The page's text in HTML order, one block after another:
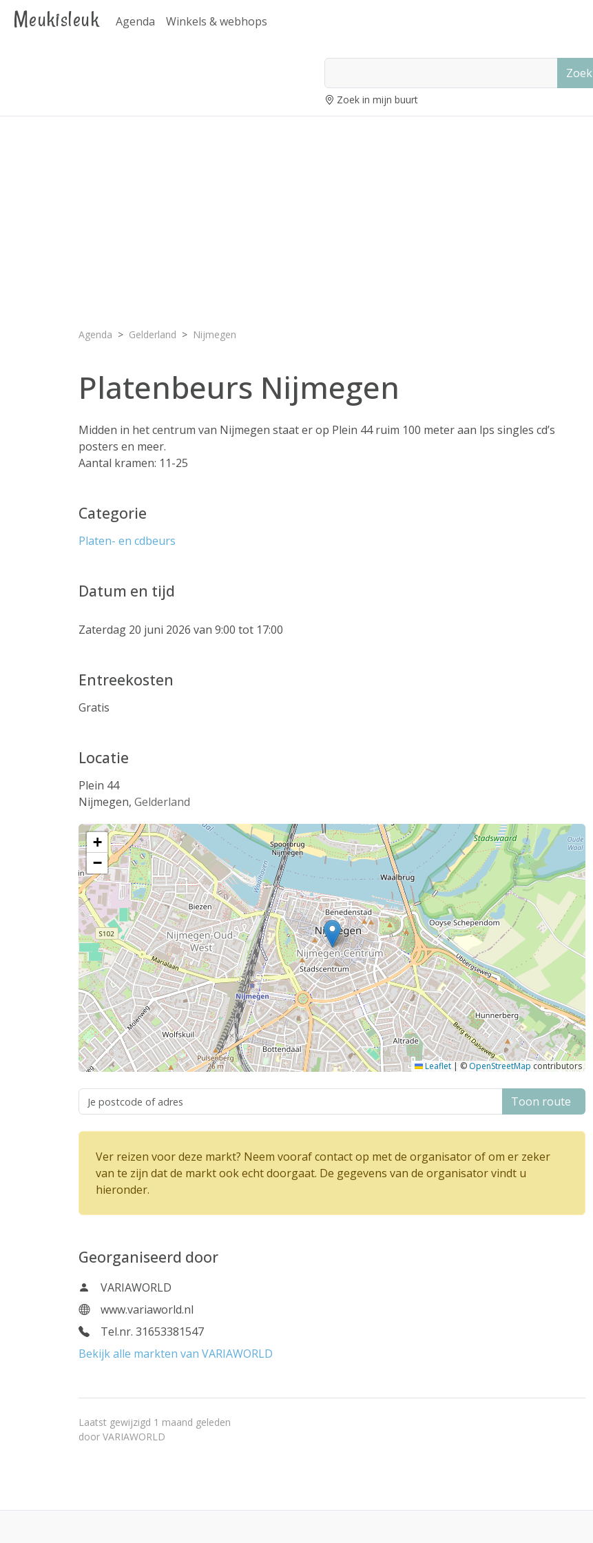
Meukisleuk Agenda Winkels & webhops
Zoek
Zoek in mijn buurt
Agenda Gelderland Nijmegen
Platenbeurs Nijmegen
Midden in het centrum van Nijmegen staat er op Plein 44 ruim 100 meter aan lps singles cd’s
posters en meer.
Aantal kramen: 11-25
Categorie
Platen- en cdbeurs
Datum en tijd
Zaterdag 20 juni 2026 van 9:00 tot 17:00
Entreekosten
Gratis
Locatie
Plein 44
Nijmegen, Gelderland
+
−
Leaflet | © OpenStreetMap contributors
Toon route
Ver reizen voor deze markt? Neem vooraf contact op met de organisator of om er zeker
van te zijn dat de markt ook echt doorgaat. De gegevens van de organisator vindt u
hieronder.
Georganiseerd door
VARIAWORLD
www.variaworld.nl
Tel.nr. 31653381547
Bekijk alle markten van VARIAWORLD
Laatst gewijzigd 1 maand geleden
door VARIAWORLD